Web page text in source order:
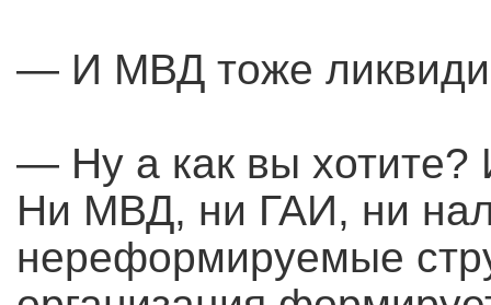
— И МВД тоже
— Ну а как вы хотите?
Ни МВД, ни ГАИ, ни
нереформируемые